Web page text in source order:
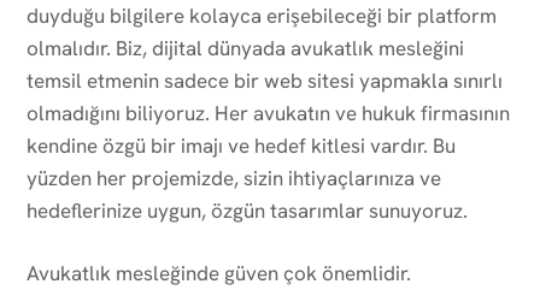
duyduğu bilgilere kolayca erişebileceği bir platform
olmalıdır. Biz, dijital dünyada avukatlık mesleğini
temsil etmenin sadece bir web sitesi yapmakla sınırlı
olmadığını biliyoruz. Her avukatın ve hukuk firmasının
kendine özgü bir imajı ve hedef kitlesi vardır. Bu
yüzden her projemizde, sizin ihtiyaçlarınıza ve
hedeflerinize uygun, özgün tasarımlar sunuyoruz.
Avukatlık mesleğinde güven çok önemlidir.